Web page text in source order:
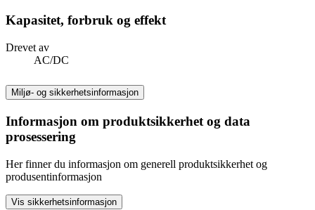
Kapasitet, forbruk og effekt
Drevet av
AC/DC
Miljø- og sikkerhetsinformasjon
Informasjon om produktsikkerhet og data
prosessering
Her finner du informasjon om generell produktsikkerhet og
produsentinformasjon
Vis sikkerhetsinformasjon